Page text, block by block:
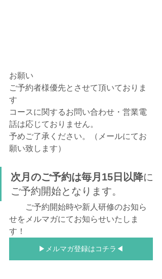
お願い
ご予約者様優先とさせて頂いておりま
す
コースに関するお問い合わせ・営業電
話は応じておりません。
予めご了承ください。（メールにてお
願い致します）
次月のご予約は毎月15日以降に
ご予約開始となります。
ご予約開始時や新人研修のお知ら
せをメルマガにてお知らせいたしま
す！
▶メルマガ登録はコチラ◀